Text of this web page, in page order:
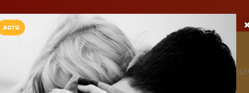
Installez l'App LaCarte
Téléchargez gratuitement l'app LaCarte pour
commerces favoris et ne rien rater !
ACTU